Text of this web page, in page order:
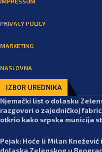
PRIVACY POLICY
MARKETING
NASLOVNA
IZBOR UREDNIKA
Njemački list o dolasku
razgovori o zajedničkoj
otkrio kako srpska municija
Pejak: Hoće li Milan
dolaska Zelenskog u